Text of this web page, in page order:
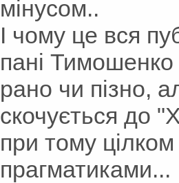
мінусом..
І чому це вся
пані Тимошенко
рано чи пізно,
скочується до
при тому
прагматиками...